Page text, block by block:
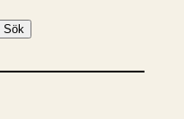
Sök